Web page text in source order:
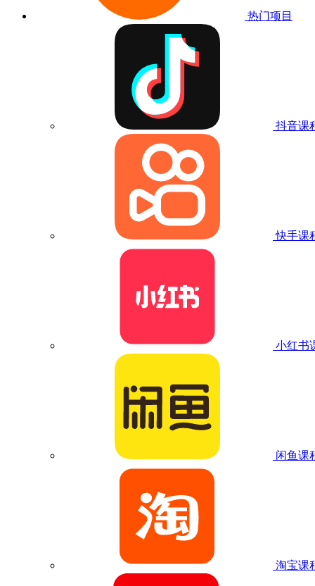
热门项目
抖音课
快手课
小红书
闲鱼课
淘宝课